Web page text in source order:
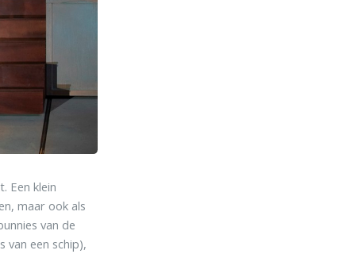
Een klein
maar ook als
van de
van een schip),